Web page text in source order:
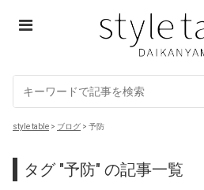
Skip
style table > ブログ > 予防
タグ "予防" の記事一覧